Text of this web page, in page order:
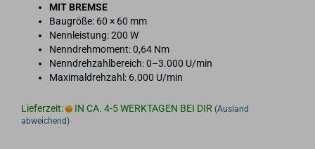
MIT BREM­SE
Bau­grö­ße: 60 × 60 mm
Nenn­leis­tung: 200 W
Nenn­dreh­mo­ment: 0,64 Nm
Nenn­dreh­zahl­be­reich: 0–3.000 U/min
Ma­xi­mal­dreh­zahl: 6.000 U/min
Lieferzeit: IN CA. 4-5 WERKTAGEN BEI DIR (Ausland
abweichend)